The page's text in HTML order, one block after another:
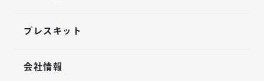
プレスキット
会社情報